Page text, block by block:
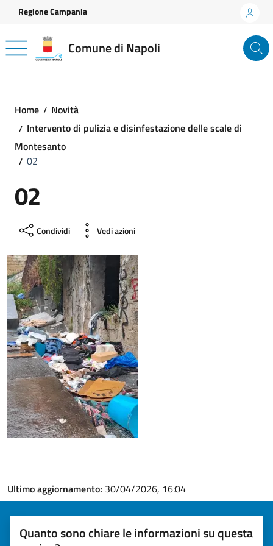
Vai ai contenuti
Vai al footer
Regione Campania
Comune di Napoli
Home
Novità
Intervento di pulizia e disinfestazione delle scale di
Montesanto
02
02
Condividi Vedi azioni
Ultimo aggiornamento: 30/04/2026, 16:04
Quanto sono chiare le informazioni su questa